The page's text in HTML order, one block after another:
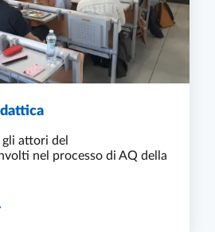
attori del
nel processo di AQ della
DELLA DIDATTICA